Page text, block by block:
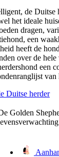
de Duitse
het ideale
dragen,
een
heeft de
over de hele
een
Duitse herder
Golden